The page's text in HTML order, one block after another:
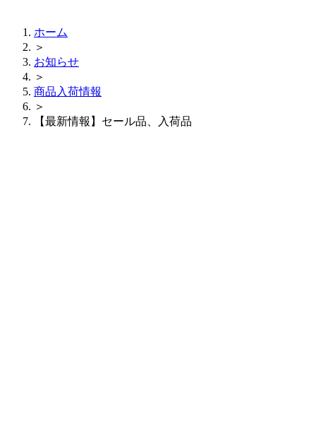
ホーム
＞
お知らせ
＞
商品入荷情報
＞
【最新情報】セール品、入荷品